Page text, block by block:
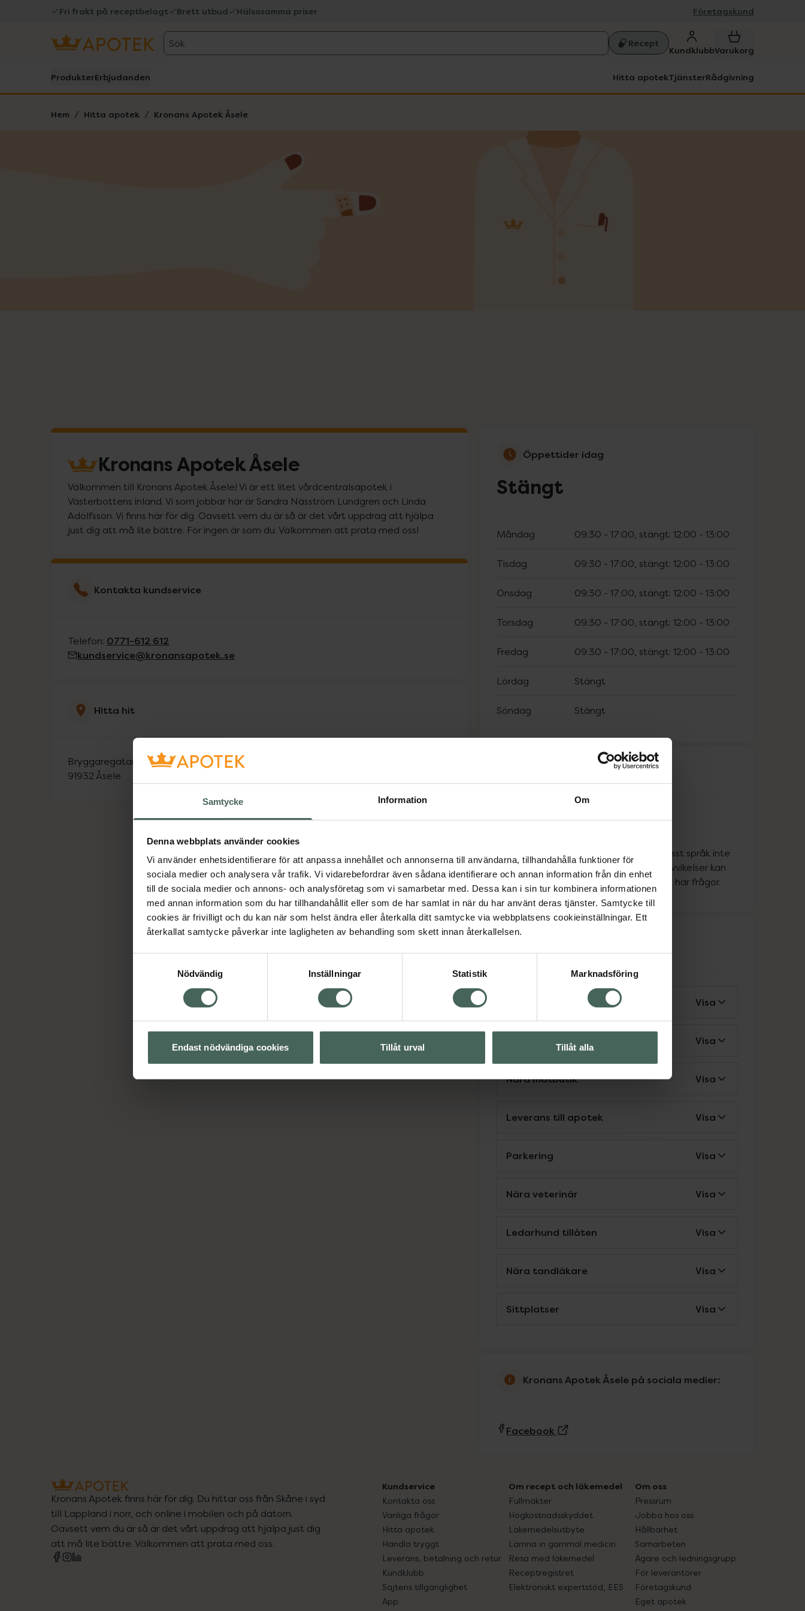
Samtycke Information Om
Denna webbplats använder cookies
Vi använder enhetsidentifierare för att anpassa innehållet och annonserna till användarna, tillhandahålla funktioner för
sociala medier och analysera vår trafik. Vi vidarebefordrar även sådana identifierare och annan information från din enhet
till de sociala medier och annons- och analysföretag som vi samarbetar med. Dessa kan i sin tur kombinera informationen
med annan information som du har tillhandahållit eller som de har samlat in när du har använt deras tjänster. Samtycke till
cookies är frivilligt och du kan när som helst ändra eller återkalla ditt samtycke via webbplatsens cookieinställningar. Ett
återkallat samtycke påverkar inte lagligheten av behandling som skett innan återkallelsen.
Nödvändig
Inställningar Statistik Marknadsföring
Endast nödvändiga cookies Tillåt urval Tillåt alla
Fri frakt på receptbelagt Brett utbud Hälsosamma priser Företagskund
Sök Recept
KundklubbVarukorg
ProdukterErbjudanden Hitta apotekTjänsterRådgivning
Hem Hitta apotek Kronans Apotek Åsele
Kronans Apotek Åsele
Välkommen till Kronans Apotek Åsele! Vi är ett litet vårdcentralsapotek i
Västerbottens inland. Vi som jobbar här är Sandra Näsström Lundgren och Linda
Adolfsson. Vi finns här för dig. Oavsett vem du är så är det vårt uppdrag att hjälpa
just dig att må lite bättre. För ingen är som du. Välkommen att prata med oss!
Kontakta kundservice
Telefon: 0771-612 612
kundservice@kronansapotek.se
Hitta hit
Bryggaregatan 11
91932 Åsele
Öppettider idag
Stängt
Måndag 09:30 -17:00, stängt: 12:00 -13:00
Tisdag 09:30 -17:00, stängt: 12:00 -13:00
Onsdag 09:30 -17:00, stängt: 12:00 -13:00
Torsdag 09:30 -17:00, stängt: 12:00 -13:00
Fredag 09:30 -17:00, stängt: 12:00 -13:00
Lördag Stängt
Söndag Stängt
Svenska
Tänk på att personen som pratar ett visst språk inte
finns på apoteket alla dagar, så vissa avvikelser kan
förekomma. Kontakta oss gärna om du har frågor.
Nära vårdcentral Visa
Parkering för rörelsehindrad Visa
Nära matbutik Visa
Leverans till apotek Visa
Parkering Visa
Nära veterinär Visa
Ledarhund tillåten Visa
Nära tandläkare Visa
Sittplatser Visa
Kronans Apotek Åsele på sociala medier:
Facebook
Kronans Apotek finns här för dig. Du hittar oss från Skåne i syd
till Lappland i norr, och online i mobilen och på datorn.
Oavsett vem du är så är det vårt uppdrag att hjälpa just dig
att må lite bättre. Välkommen att prata med oss.
Kundservice
Kontakta oss
Vanliga frågor
Hitta apotek
Handla tryggt
Leverans, betalning och retur
Kundklubb
Sajtens tillgänglighet
App
Om recept och läkemedel
Fullmakter
Högkostnadsskyddet
Läkemedelsutbyte
Lämna in gammal medicin
Resa med läkemedel
Receptregistret
Elektroniskt expertstöd, EES
Om oss
Pressrum
Jobba hos oss
Hållbarhet
Samarbeten
Ägare och ledningsgrupp
För leverantörer
Företagskund
Eget apotek